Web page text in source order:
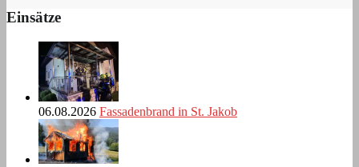
Einsätze
06.08.2026 Fassadenbrand in St. Jakob